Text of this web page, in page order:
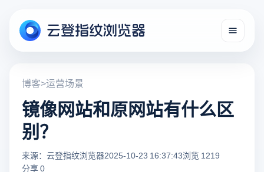
博客>运营场景
镜像网站和原网站有什么区
别？
来源：云登指纹浏览器2025-10-23 16:37:43浏览 1219
分享 0